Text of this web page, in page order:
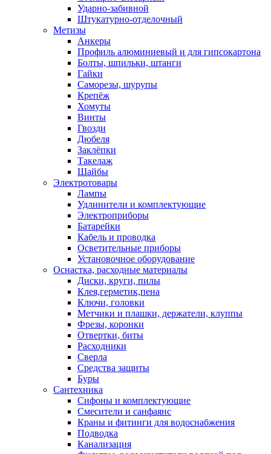
Ударно-забивной
Штукатурно-отделочный
Метизы
Анкеры
Профиль алюминиевый и для гипсокартона
Болты, шпильки, штанги
Гайки
Саморезы, шурупы
Крепёж
Хомуты
Винты
Гвозди
Дюбеля
Заклёпки
Такелаж
Шайбы
Электротовары
Лампы
Удлинители и комплектующие
Электроприборы
Батарейки
Кабель и проводка
Осветительные приборы
Установочное оборудование
Оснастка, расходные материалы
Диски, круги, пилы
Клея,герметик,пена
Ключи, головки
Метчики и плашки, держатели, клуппы
Фрезы, коронки
Отвертки, биты
Расходники
Сверла
Средства защиты
Буры
Сантехника
Сифоны и комплектующие
Смесители и санфаянс
Краны и фитинги для водоснабжения
Подводка
Канализация